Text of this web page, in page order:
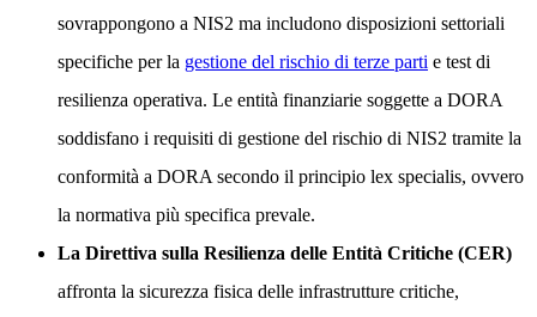
sovrappongono a NIS2 ma includono disposizioni settoriali
specifiche per la gestione del rischio di terze parti e test di
resilienza operativa. Le entità finanziarie soggette a DORA
soddisfano i requisiti di gestione del rischio di NIS2 tramite la
conformità a DORA secondo il principio lex specialis, ovvero
la normativa più specifica prevale.
La Direttiva sulla Resilienza delle Entità Critiche (CER)
affronta la sicurezza fisica delle infrastrutture critiche,